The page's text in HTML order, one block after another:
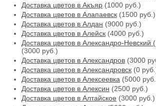
Доставка цветов в Акъяр (1000 руб.)
Доставка цветов в Алапаевск (1500 руб.)
Доставка цветов в Алдан (9000 руб.)
Доставка цветов в Алейск (4000 руб.)
Доставка цветов в Александро-Невский
(3000 руб.)
Доставка цветов в Александров (3000
Доставка цветов в Александровск (0
Доставка цветов в Алексеевка (5000
Доставка цветов в Алексин (2500 руб.)
Доставка цветов в Алтайское (3000 руб.)